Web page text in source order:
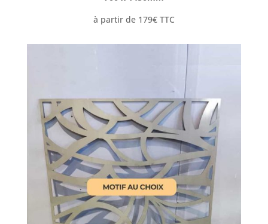
à partir de 179€ TTC